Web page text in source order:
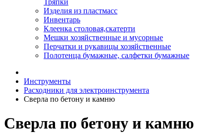
Тряпки
Изделия из пластмасс
Инвентарь
Клеенка столовая,скатерти
Мешки хозяйственные и мусорные
Перчатки и рукавицы хозяйственные
Полотенца бумажные, салфетки бумажные
Инструменты
Расходники для электроинструмента
Сверла по бетону и камню
Сверла по бетону и камню